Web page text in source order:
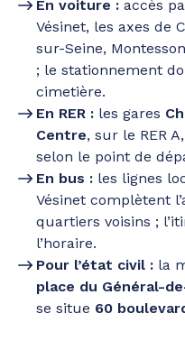
En voiture : accès
Vésinet, les axes de
sur-Seine,
; le stationnement
cimetière.
En RER : les gares
Centre, sur le RER
selon le point de
En bus : les lignes
Vésinet complètent
quartiers voisins ;
l’horaire.
Pour l’état civil : la
place du Général-
se situe 60